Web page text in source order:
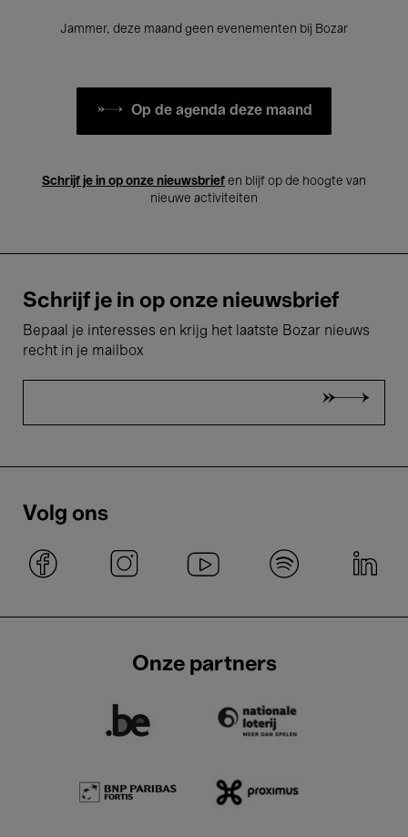
Jammer, deze maand geen evenementen bij Bozar
Op de agenda deze maand
Schrijf je in op onze nieuwsbrief en blijf op de hoogte van
nieuwe activiteiten
Schrijf je in op onze nieuwsbrief
Bepaal je interesses en krijg het laatste Bozar nieuws
recht in je mailbox
Volg ons
Onze partners